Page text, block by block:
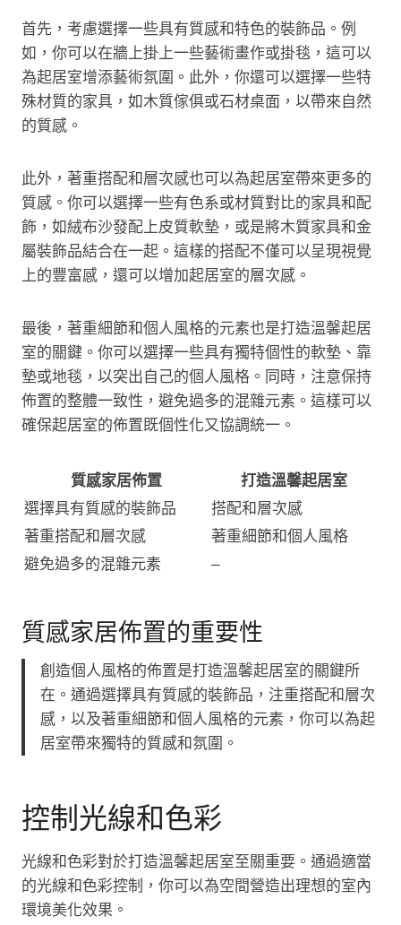
首先，考慮選擇一些具有質感和特色的裝飾品。例
如，你可以在牆上掛上一些藝術畫作或掛毯，這可以
為起居室增添藝術氛圍。此外，你還可以選擇一些特
殊材質的家具，如木質傢俱或石材桌面，以帶來自然
的質感。
此外，著重搭配和層次感也可以為起居室帶來更多的
質感。你可以選擇一些有色系或材質對比的家具和配
飾，如絨布沙發配上皮質軟墊，或是將木質家具和金
屬裝飾品結合在一起。這樣的搭配不僅可以呈現視覺
上的豐富感，還可以增加起居室的層次感。
最後，著重細節和個人風格的元素也是打造溫馨起居
室的關鍵。你可以選擇一些具有獨特個性的軟墊、靠
墊或地毯，以突出自己的個人風格。同時，注意保持
佈置的整體一致性，避免過多的混雜元素。這樣可以
確保起居室的佈置既個性化又協調統一。
質感家居佈置
打造溫馨起居室
選擇具有質感的裝飾品
搭配和層次感
著重搭配和層次感
著重細節和個人風格
避免過多的混雜元素
–
質感家居佈置的重要性
創造個人風格的佈置是打造溫馨起居室的關鍵所
在。通過選擇具有質感的裝飾品，注重搭配和層次
感，以及著重細節和個人風格的元素，你可以為起
居室帶來獨特的質感和氛圍。
控制光線和色彩
光線和色彩對於打造溫馨起居室至關重要。通過適當
的光線和色彩控制，你可以為空間營造出理想的室內
環境美化效果。